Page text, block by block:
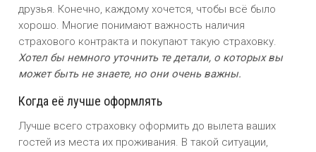
друзья. Конечно, каждому хочется, чтобы всё было
хорошо. Многие понимают важность наличия
страхового контракта и покупают такую страховку.
Хотел бы немного уточнить те детали, о которых вы
может быть не знаете, но они очень важны.
Когда её лучше оформлять
Лучше всего страховку оформить до вылета ваших
гостей из места их проживания. В такой ситуации,